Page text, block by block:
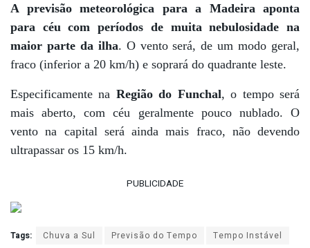
A previsão meteorológica para a Madeira aponta
para céu com períodos de muita nebulosidade na
maior parte da ilha. O vento será, de um modo geral,
fraco (inferior a 20 km/h) e soprará do quadrante leste.
Especificamente na Região do Funchal, o tempo será
mais aberto, com céu geralmente pouco nublado. O
vento na capital será ainda mais fraco, não devendo
ultrapassar os 15 km/h.
PUBLICIDADE
Tags: Chuva a Sul Previsão do Tempo Tempo Instável